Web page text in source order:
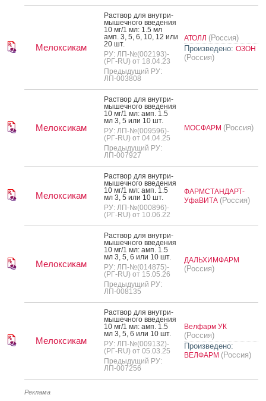
Мелоксикам
Рас­твор для внут­ри­
мышеч­но­го вве­дения
10 мг/1 мл: 1.5 мл
амп. 3, 5, 6, 10, 12 или
20 шт.
РУ: ЛП-№(002193)-
(РГ-RU) от 18.04.23
Предыдущий РУ:
ЛП-003808
АТОЛЛ (Россия)
Произведено: ОЗОН
(Россия)
Мелоксикам
Рас­твор для внут­ри­
мышеч­но­го вве­дения
10 мг/1 мл: амп. 1.5
мл 3, 5 или 10 шт.
РУ: ЛП-№(009596)-
(РГ-RU) от 04.04.25
Предыдущий РУ:
ЛП-007927
МОСФАРМ (Россия)
Мелоксикам
Рас­твор для внут­ри­
мышеч­но­го вве­дения
10 мг/1 мл: амп. 1.5
мл 3, 5 или 10 шт.
РУ: ЛП-№(000896)-
(РГ-RU) от 10.06.22
ФАРМСТАНДАРТ-
УфаВИТА (Россия)
Мелоксикам
Рас­твор для внут­ри­
мышеч­но­го вве­дения
10 мг/1 мл: амп. 1.5
мл 3, 5, 6 или 10 шт.
РУ: ЛП-№(014875)-
(РГ-RU) от 15.05.26
Предыдущий РУ:
ЛП-008135
ДАЛЬХИМФАРМ
(Россия)
Мелоксикам
Рас­твор для внут­ри­
мышеч­но­го вве­дения
10 мг/1 мл: амп. 1.5
мл 3, 5, 6 или 10 шт.
РУ: ЛП-№(009132)-
(РГ-RU) от 05.03.25
Предыдущий РУ:
ЛП-007256
Велфарм УК
(Россия)
Произведено:
ВЕЛФАРМ (Россия)
Реклама